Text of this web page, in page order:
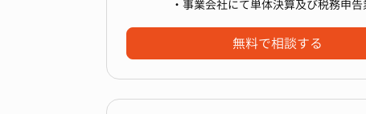
る機会が豊富です。
法定開示資料の作成やIRイベント運
海外機関投資家対応）など、ご希望
①経理財務基盤の構築と運用
● 経理業務の統括・高度化:
- 会計システム及びその周辺システム
す。
∟子会社への会計処理指導開示水準
∟国際会計基準移行時の論点整理・検
・事業会社にて単体決算及び税務申
・資金繰り管理経験（グループの資
無料で相談する